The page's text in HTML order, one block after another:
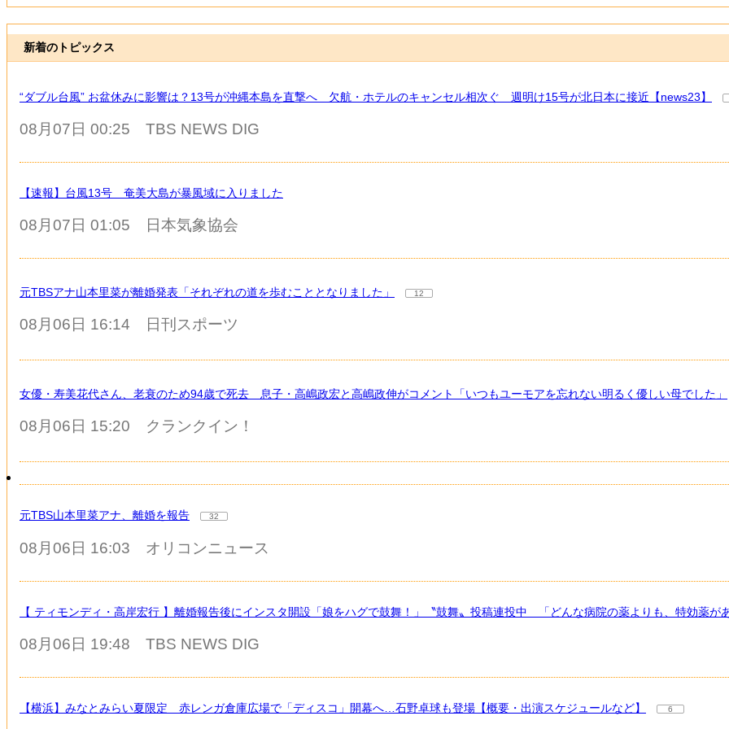
新着のトピックス
“ダブル台風” お盆休みに影響は？13号が沖縄本島を直撃へ 欠航・ホテルのキャンセル相次ぐ 週明け15号が北日本に接近【news23】
08月07日 00:25 TBS NEWS DIG
【速報】台風13号 奄美大島が暴風域に入りました
08月07日 01:05 日本気象協会
元TBSアナ山本里菜が離婚発表「それぞれの道を歩むこととなりました」 12
08月06日 16:14 日刊スポーツ
女優・寿美花代さん、老衰のため94歳で死去 息子・高嶋政宏と高嶋政伸がコメント「いつもユーモアを忘れない明るく優しい母でした」
08月06日 15:20 クランクイン！
元TBS山本里菜アナ、離婚を報告 32
08月06日 16:03 オリコンニュース
【 ティモンディ・高岸宏行 】離婚報告後にインスタ開設「娘をハグで鼓舞！」〝鼓舞〟投稿連投中 「どんな病院の薬よりも、特効薬が
08月06日 19:48 TBS NEWS DIG
【横浜】みなとみらい夏限定 赤レンガ倉庫広場で「ディスコ」開幕へ…石野卓球も登場【概要・出演スケジュールなど】 6